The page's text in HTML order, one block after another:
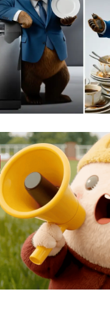
Bosch Home |
與科技
3D 動畫與吉祥物設計,
余仁生 | 雙11購
3D 動畫與吉祥物設計